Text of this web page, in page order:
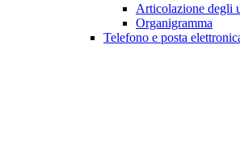
Articolazione degli
Organigramma
Telefono e posta